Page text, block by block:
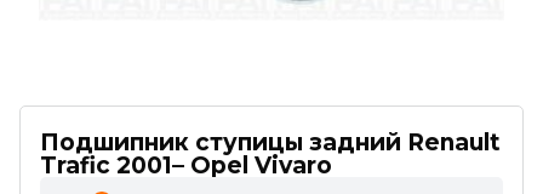
Подшипник ступицы задний Renault
Trafic 2001– Opel Vivaro